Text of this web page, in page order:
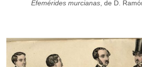
Efemérides murcianas, de D.